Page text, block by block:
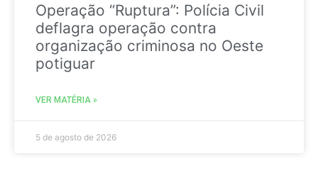
Operação “Ruptura”: Polícia Civil
deflagra operação contra
organização criminosa no Oeste
potiguar
VER MATÉRIA »
5 de agosto de 2026